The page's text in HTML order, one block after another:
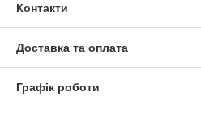
Контакти
Доставка та оплата
Графік роботи